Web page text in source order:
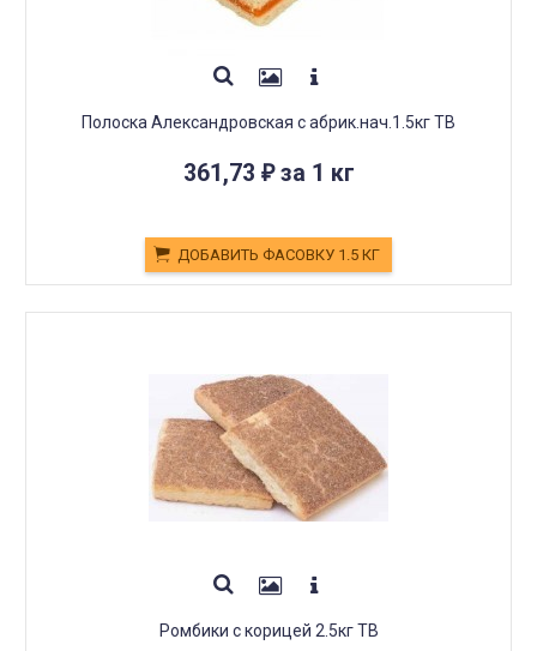
Полоска Александровская с абрик.нач.1.5кг ТВ
361,73 ₽за 1 кг
ДОБАВИТЬ ФАСОВКУ 1.5 КГ
Ромбики с корицей 2.5кг ТВ